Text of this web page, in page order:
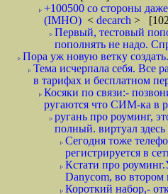
+100500 со стороны
(IMHO) < decarch >
Первый, тестовый
пополнять не надо.
Пора уж новую ветку
Тема исчерпала себя. Все
в тарифах и бесплатном
Косяки по связи:-
ругаются что СИМ-ка в
ругань про роуминг,
полный. виртуал
Сегодня тоже
регистрируется в
Кстати про
Danycom, во втором
Короткий набор,-